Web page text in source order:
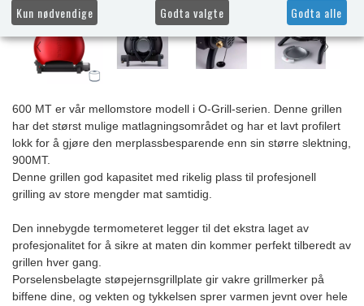
600 MT er vår mellomstore modell i O-Grill-serien. Denne grillen
har det størst mulige matlagningsområdet og har et lavt profilert
lokk for å gjøre den merplassbesparende enn sin større slektning,
900MT.
Denne grillen god kapasitet med rikelig plass til profesjonell
grilling av store mengder mat samtidig.
Den innebygde termometeret legger til det ekstra laget av
profesjonalitet for å sikre at maten din kommer perfekt tilberedt av
grillen hver gang.
Porselensbelagte støpejernsgrillplate gir vakre grillmerker på
biffene dine, og vekten og tykkelsen sprer varmen jevnt over hele
Kun nødvendige Godta valgte Godta alle